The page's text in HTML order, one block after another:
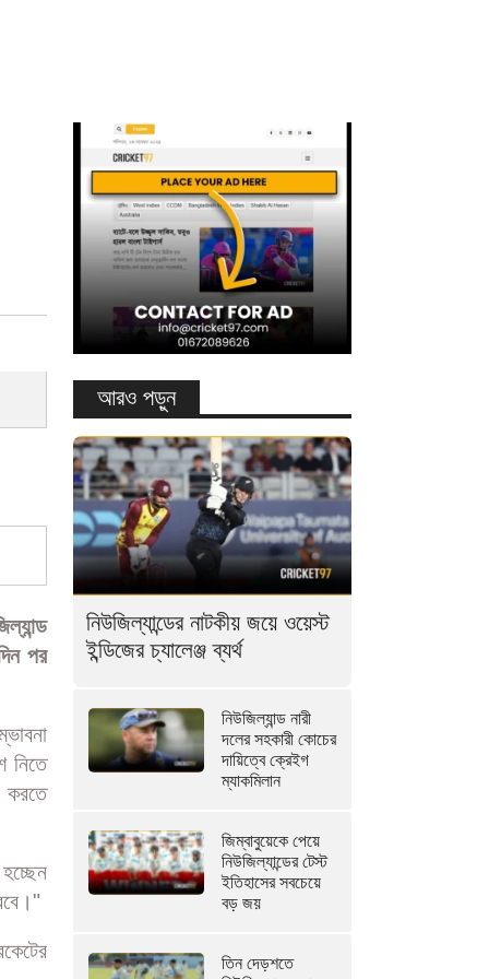
আরও পড়ুন
নিউজিল্যান্ডের নাটকীয় জয়ে ওয়েস্ট
ইন্ডিজের চ্যালেঞ্জ ব্যর্থ
নিউজিল্যান্ড নারী
দলের সহকারী কোচের
দায়িত্বে ক্রেইগ
ম্যাকমিলান
জিম্বাবুয়েকে পেয়ে
নিউজিল্যান্ডের টেস্ট
ইতিহাসের সবচেয়ে
বড় জয়
তিন দেড়শতে